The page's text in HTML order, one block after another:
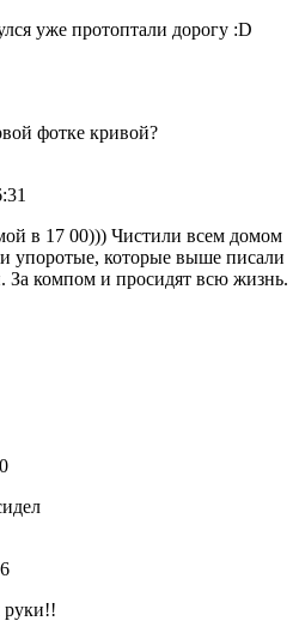
уже протоптали дорогу :D
фотке кривой?
в 17 00))) Чистили всем домом
упоротые, которые выше писали
За компом и просидят всю жизнь.
руки!!